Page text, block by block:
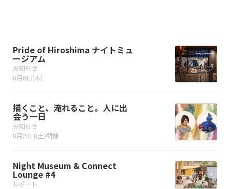
Pride of Hiroshima ナイトミュ
ージアム
お知らせ
8月6日(木)
描くこと、淹れること。人に出
会う一日
お知らせ
8月29日(土)開催
Night Museum & Connect
Lounge #4
レポート